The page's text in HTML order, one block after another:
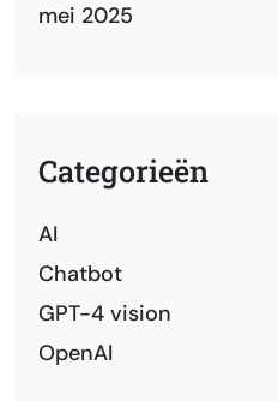
mei 2025
Categorieën
AI
Chatbot
GPT-4 vision
OpenAI